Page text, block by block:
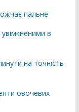
пальне
в
на точність
овочевих